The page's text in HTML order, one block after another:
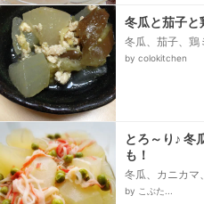
冬瓜と茄子と
冬瓜、茄子、鶏
し、A、砂糖
by colokitchen
とろ～り♪ 冬
も！
冬瓜、カニカマ
〇水、〇白だし
by こぶた...